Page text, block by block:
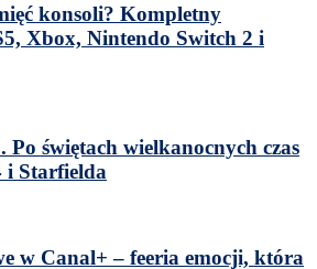
konsoli? Kompletny
Xbox, Nintendo Switch 2 i
świętach wielkanocnych czas
i Starfielda
w Canal+ – feeria emocji, która